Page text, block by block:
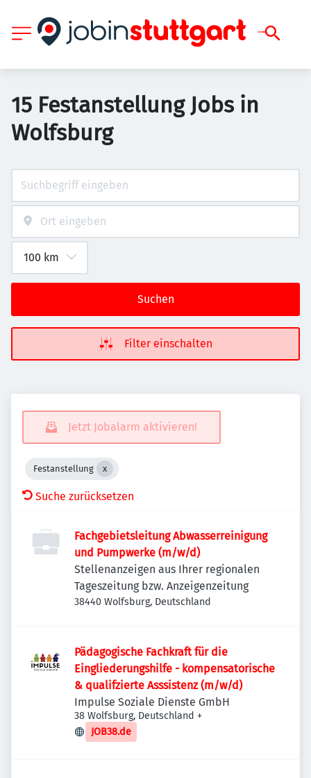
15 Festanstellung Jobs in
Wolfsburg
Suchen
Filter einschalten
Jetzt Jobalarm aktivieren!
Festanstellung
Suche zurücksetzen
Fachgebietsleitung Abwasserreinigung
und Pumpwerke (m/w/d)
Stellenanzeigen aus Ihrer regionalen
Tageszeitung bzw. Anzeigenzeitung
38440 Wolfsburg, Deutschland
Pädagogische Fachkraft für die
Eingliederungshilfe - kompensatorische
& qualifzierte Asssistenz (m/w/d)
Impulse Soziale Dienste GmbH
38 Wolfsburg, Deutschland +
JOB38.de